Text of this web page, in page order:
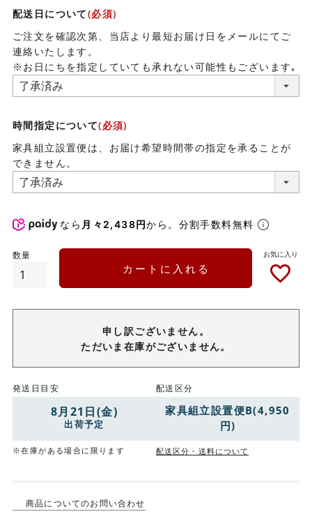
配送日について(必須)
ご注文を確認次第、当店より最短お届け日をメールにてご
連絡いたします。
※お日にちを指定していても承れない可能性もございます｡
時間指定について(必須)
家具組立設置便は、お届け希望時間帯の指定を承ることが
できません。
なら 月々2,438円から。分割手数料無料
カートに入れる
申し訳ございません。
ただいま在庫がございません。
発送日目安
8月21日(金)
出荷予定
※在庫がある場合に限ります
配送区分
家具組立設置便B(4,950
円)
配送区分・送料について
商品についてのお問い合わせ